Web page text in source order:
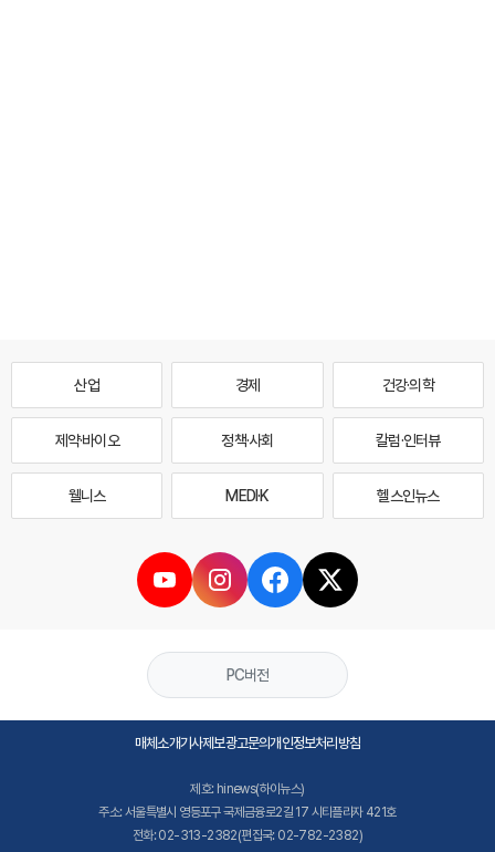
산업 경제 건강·의학
제약·바이오 정책·사회 칼럼·인터뷰
웰니스 MEDI·K 헬스인뉴스
PC버전
매체소개기사제보광고문의개인정보처리방침
제호: hinews(하이뉴스)
주소: 서울특별시 영등포구 국제금융로2길 17 시티플라자 421호
전화: 02-313-2382(편집국: 02-782-2382)